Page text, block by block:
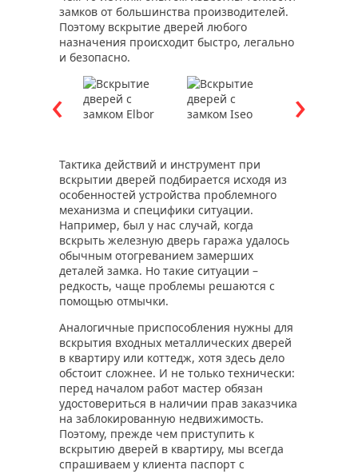
замков от большинства производителей.
Поэтому вскрытие дверей любого
назначения происходит быстро, легально
и безопасно.
Тактика действий и инструмент при
вскрытии дверей подбирается исходя из
особенностей устройства проблемного
механизма и специфики ситуации.
Например, был у нас случай, когда
вскрыть железную дверь гаража удалось
обычным отогреванием замерших
деталей замка. Но такие ситуации –
редкость, чаще проблемы решаются с
помощью отмычки.
Аналогичные приспособления нужны для
вскрытия входных металлических дверей
в квартиру или коттедж, хотя здесь дело
обстоит сложнее. И не только технически:
перед началом работ мастер обязан
удостовериться в наличии прав заказчика
на заблокированную недвижимость.
Поэтому, прежде чем приступить к
вскрытию дверей в квартиру, мы всегда
спрашиваем у клиента паспорт с